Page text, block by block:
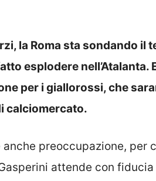
la Roma sta sondando il
esplodere
per i giallorossi, che
calciomercato.
anche preoccupazione, per
attende con